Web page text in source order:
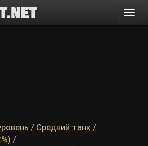
/ Средний танк /
) /